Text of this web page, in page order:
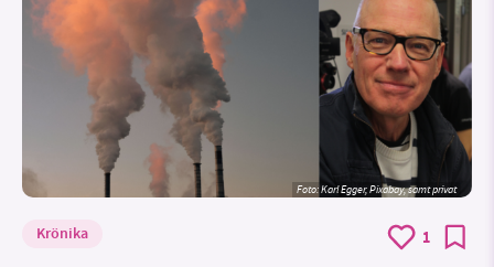
Foto:Karl Egger, Pixabay, samt privat
Krönika 1